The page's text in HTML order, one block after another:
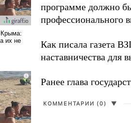
программе должно
профессионального
Как писала газета
наставничества для
Ранее глава
КОММЕНТАРИИ (0) ▼